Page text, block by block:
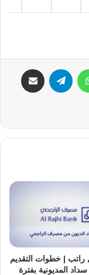
واتساب تيلقرام
راتب | خطوات التقديم
المديونية بفترة